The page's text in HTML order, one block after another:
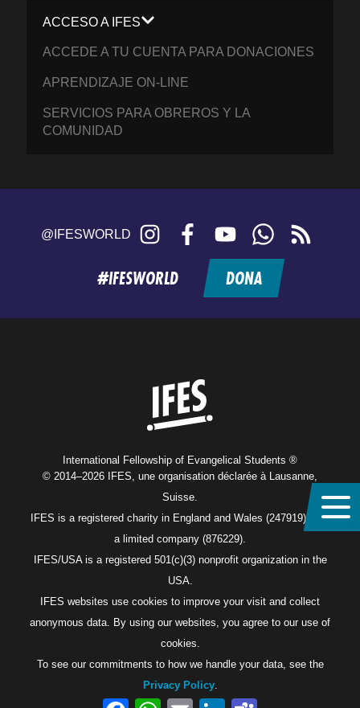
ACCESO A IFES
ACCEDE A TU CUENTA PARA DONACIONES
APRENDIZAJE ON-LINE
SERVICIOS PARA OBREROS Y LA
COMUNIDAD
@IFESWORLD Instagram FacebookYouTubeWhatsApp
feed
#IFESWORLD DONA
International Fellowship of Evangelical Students ®
© 2014–2026 IFES, une organisation déclarée à Lausanne,
Suisse.
IFES is a registered charity in England and Wales (247919), and
a limited company (876229).
IFES/USA is a registered 501(c)(3) nonprofit organization in the
USA.
IFES websites use cookies to improve your visit and collect
anonymous data. By using our websites, you agree to our use of
cookies.
To see our commitments to how we handle your data, see the
Privacy Policy.
FacebookWhatsAppEmail LinkedIn